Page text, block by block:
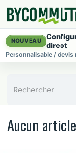
NOUVEAU
direct
Personnalisable / devis
Aucun